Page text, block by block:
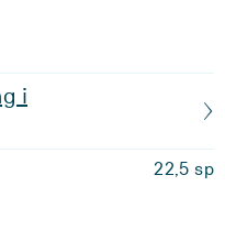
i
22,5 sp